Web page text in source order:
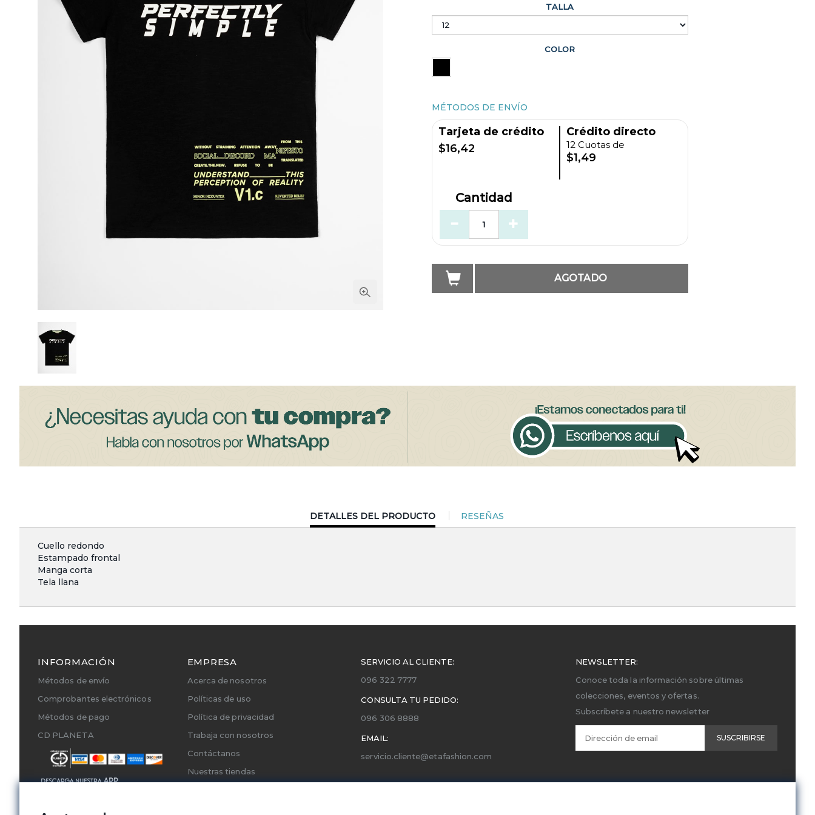
TALLA
COLOR
MÉTODOS DE ENVÍO
Tarjeta de crédito
$16,42
Crédito directo
12 Cuotas de
$1,49
Cantidad
AGOTADO
CURRENT
TAB:
DETALLES DEL PRODUCTO RESEÑAS
Cuello redondo
Estampado frontal
Manga corta
Tela llana
INFORMACIÓN
Métodos de envío
Comprobantes electrónicos
Métodos de pago
CD PLANETA
EMPRESA
Acerca de nosotros
Políticas de uso
Política de privacidad
Trabaja con nosotros
Contáctanos
Nuestras tiendas
SERVICIO AL CLIENTE:
096 322 7777
CONSULTA TU PEDIDO:
096 306 8888
EMAIL:
servicio.cliente@etafashion.com
NEWSLETTER:
Conoce toda la información sobre últimas
colecciones, eventos y ofertas.
Subscríbete a nuestro newsletter
SUSCRIBIRSE